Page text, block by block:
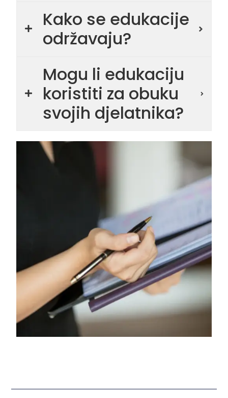
Kako se edukacije
održavaju?
Mogu li edukaciju
koristiti za obuku
svojih djelatnika?